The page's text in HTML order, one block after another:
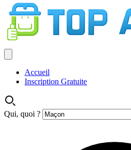
Accueil
Inscription Gratuite
Qui, quoi ?